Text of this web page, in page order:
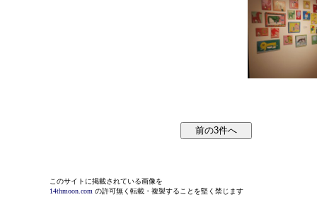
このサイトに掲載されている画像を
14thmoon.com の許可無く転載・複製することを堅く禁じます